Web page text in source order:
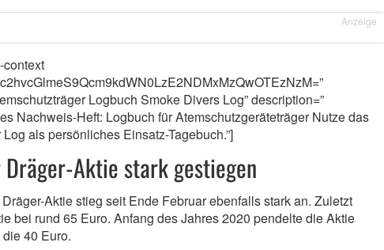
Anzeige
Logbuch Smoke Divers Log” description=”
Nachweis-Heft: Logbuch für Atemschutzgeräteträger Nutze das
als persönliches Einsatz-Tagebuch.”]
Dräger-Aktie stark gestiegen
Aktie stieg seit Ende Februar ebenfalls stark an. Zuletzt
bei rund 65 Euro. Anfang des Jahres 2020 pendelte die Aktie
40 Euro.